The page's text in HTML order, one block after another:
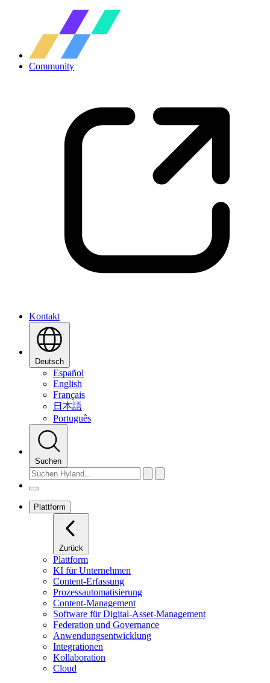
Community
Kontakt
Deutsch
Español
English
Français
日本語
Português
Suchen
Plattform
Zurück
Plattform
KI für Unternehmen
Content-Erfassung
Prozessautomatisierung
Content-Management
Software für Digital-Asset-Management
Federation und Governance
Anwendungsentwicklung
Integrationen
Kollaboration
Cloud